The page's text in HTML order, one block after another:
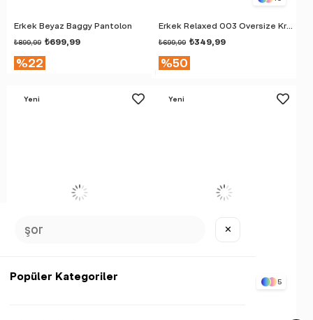
Erkek Beyaz Baggy Pantolon
₺699,99
₺899,99
%22
Erkek Relaxed 003 Oversize Krem T-Shirt
₺349,99
₺699,99
%50
Yeni
5
Yeni
✕
Popüler Kategoriler